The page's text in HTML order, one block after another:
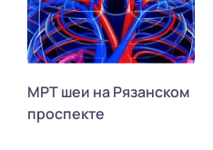
МРТ шеи на Рязанском
проспекте